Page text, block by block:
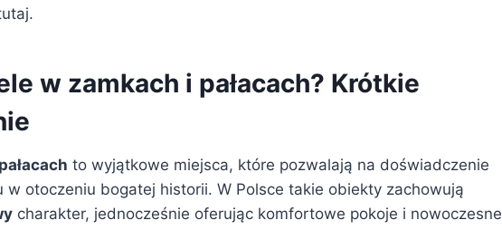
w zamkach i pałacach? Krótkie
to wyjątkowe miejsca, które pozwalają na doświadczenie
w otoczeniu bogatej historii. W Polsce takie obiekty zachowują
charakter, jednocześnie oferując komfortowe pokoje i nowoczesne